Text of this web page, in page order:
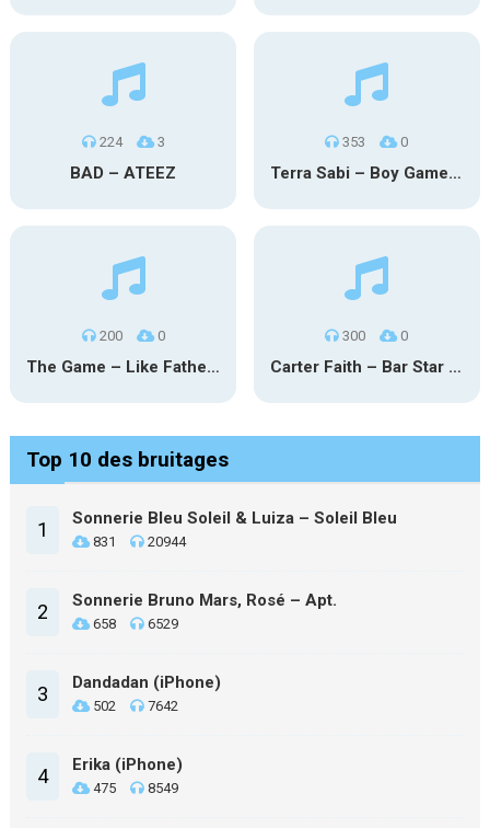
224 3
BAD – ATEEZ
353 0
Terra Sabi – Boy Game X Marcia Cruz
200 0
The Game – Like Father Like Daughter
300 0
Carter Faith – Bar Star Vevo
Top 10 des bruitages
1 Sonnerie Bleu Soleil & Luiza – Soleil Bleu
831 20944
2 Sonnerie Bruno Mars, Rosé – Apt.
658 6529
3 Dandadan (iPhone)
502 7642
4 Erika (iPhone)
475 8549